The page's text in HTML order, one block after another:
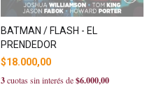
BATMAN / FLASH - EL
PRENDEDOR
$18.000,00
3cuotas sin interés de$6.000,00